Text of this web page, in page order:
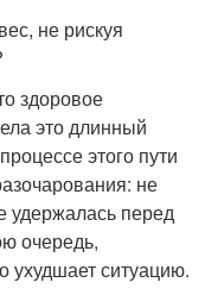
не рискуя
здоровое
это длинный
этого пути
не
удержалась перед
очередь,
ухудшает ситуацию.